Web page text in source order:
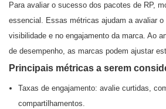
Para avaliar o sucesso dos pacotes de RP,
essencial. Essas métricas ajudam a avaliar
visibilidade e no engajamento da marca. Ao
de desempenho, as marcas podem ajustar
Principais métricas a serem
Taxas de engajamento: avalie curtidas,
compartilhamentos.